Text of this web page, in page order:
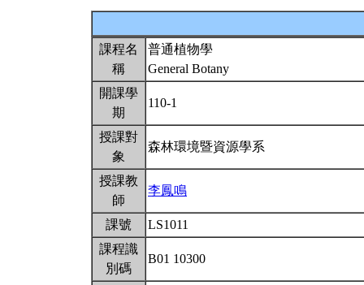
課程名
稱
普通植物學
General Botany
開課學
期
110-1
授課對
象
森林環境暨資源學系
授課教
師
李鳳鳴
課號
LS1011
課程識
別碼
B01 10300